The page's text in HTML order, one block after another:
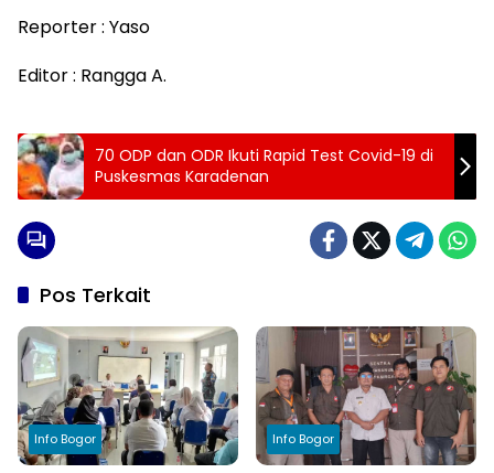
Reporter : Yaso
Editor : Rangga A.
70 ODP dan ODR Ikuti Rapid Test Covid-19 di
Puskesmas Karadenan
Pos Terkait
Info Bogor Info Bogor